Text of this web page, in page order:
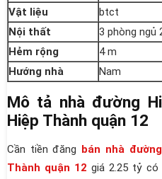
Vật liệu
btct
Nội thất
3 phòng ngủ
Hẻm rộng
4 m
Hướng nhà
Nam
Mô tả nhà đường
Hiệp Thành quận 12
Cần tiền đăng bán nhà
Thành quận 12 giá 2.25 tỷ